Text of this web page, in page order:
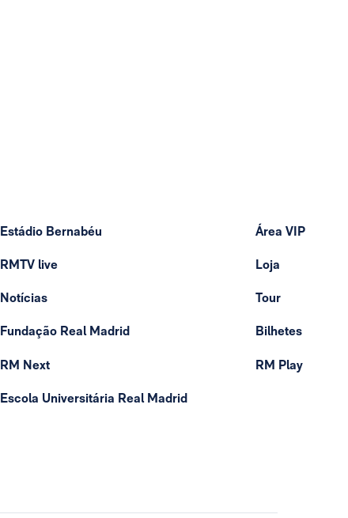
Estádio Bernabéu
RMTV live
Notícias
Fundação Real Madrid
RM Next
Escola Universitária Real Madrid
Área VIP
Loja
Tour
Bilhetes
RM Play